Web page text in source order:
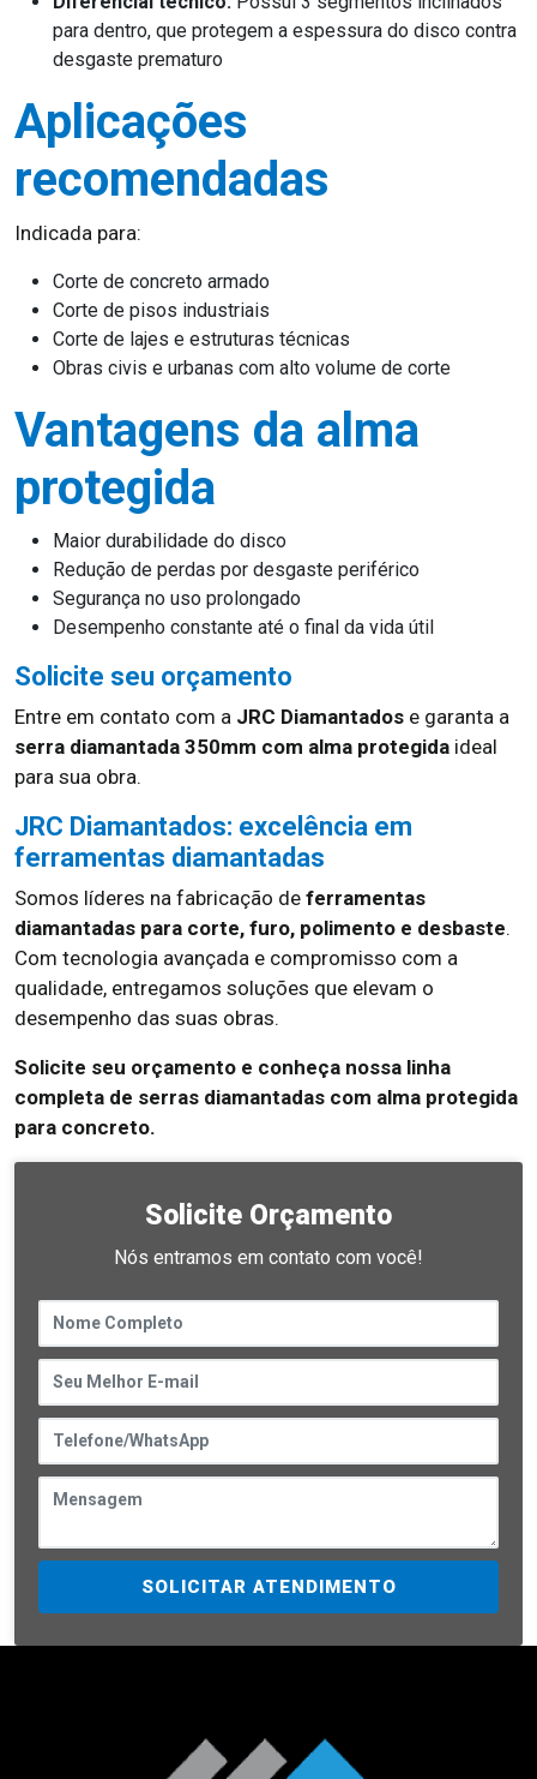
para dentro, que protegem a espessura do disco contra
desgaste prematuro
Aplicações
recomendadas
Indicada para:
Corte de concreto armado
Corte de pisos industriais
Corte de lajes e estruturas técnicas
Obras civis e urbanas com alto volume de corte
Vantagens da alma
protegida
Maior durabilidade do disco
Redução de perdas por desgaste periférico
Segurança no uso prolongado
Desempenho constante até o final da vida útil
Solicite seu orçamento
Entre em contato com a JRC Diamantados e garanta a
serra diamantada 350mm com alma protegida ideal
para sua obra.
JRC Diamantados: excelência em
ferramentas diamantadas
Somos líderes na fabricação de ferramentas
diamantadas para corte, furo, polimento e desbaste.
Com tecnologia avançada e compromisso com a
qualidade, entregamos soluções que elevam o
desempenho das suas obras.
Solicite seu orçamento e conheça nossa linha
completa de serras diamantadas com alma protegida
para concreto.
Solicite Orçamento
Nós entramos em contato com você!
SOLICITAR ATENDIMENTO